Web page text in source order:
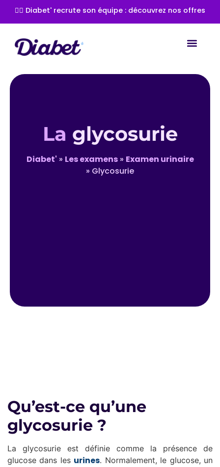
👩‍⚕️ Diabet' recrute son équipe : découvrez nos offres
La glycosurie
Diabet' » Les examens» Examen urinaire
» Glycosurie
Qu’est-ce qu’une
glycosurie ?
La glycosurie est définie comme la présence de
glucose dans les urines. Normalement, le glucose, un